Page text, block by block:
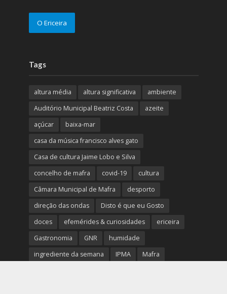
O Ericeira
Tags
altura média altura significativa
ambiente
Auditório Municipal Beatriz Costa
azeite
açúcar
baixa-mar
casa da música francisco alves gato
Casa de cultura Jaime Lobo e Silva
concelho de mafra
covid-19
cultura
Câmara Municipal de Mafra
desporto
direção das ondas
Disto é que eu Gosto
doces
efemérides & curiosidades
ericeira
Gastronomia
GNR
humidade
ingrediente da semana
IPMA
Mafra